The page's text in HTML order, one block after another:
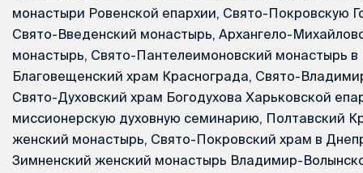
монастыри Ровенской епархии, Свято-Покровскую
Свято-Введенский монастырь, Архангело-
монастырь, Свято-Пантелеимоновский монастырь в
Благовещенский храм Краснограда, Свято-
Свято-Духовский храм Богодухова Харьковской
миссионерскую духовную семинарию, Полтавский
женский монастырь, Свято-Покровский храм в
Зимненский женский монастырь Владимир-